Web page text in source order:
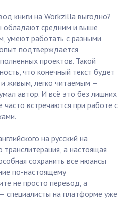
книги на Workzilla выгодно?
обладают средним и выше
умеют работать с разными
подтверждается
проектов. Такой
что конечный текст будет
живым, легко читаемым —
автор. И всё это без лишних
часто встречаются при работе с
на русский на
а настоящая
сохранить все нюансы
по-настоящему
не просто перевод, а
специалисты на платформе уже